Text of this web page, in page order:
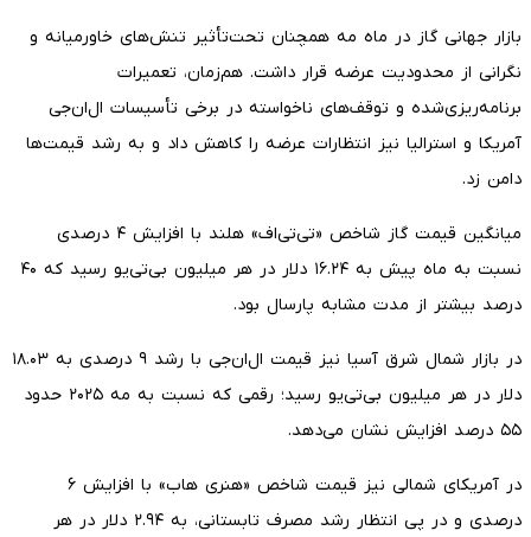
بازار جهانی گاز در ماه مه همچنان تحت‌تأثیر تنش‌های خاورمیانه و
نگرانی از محدودیت عرضه قرار داشت. هم‌زمان، تعمیرات
برنامه‌ریزی‌شده و توقف‌های ناخواسته در برخی تأسیسات ال‌ان‌جی
آمریکا و استرالیا نیز انتظارات عرضه را کاهش داد و به رشد قیمت‌ها
دامن زد.
میانگین قیمت گاز شاخص «تی‌تی‌اف» هلند با افزایش ۴ درصدی
نسبت به ماه پیش به ۱۶.۲۴ دلار در هر میلیون بی‌تی‌یو رسید که ۴۰
درصد بیشتر از مدت مشابه پارسال بود.
در بازار شمال شرق آسیا نیز قیمت ال‌ان‌جی با رشد ۹ درصدی به ۱۸.۰۳
دلار در هر میلیون بی‌تی‌یو رسید؛ رقمی که نسبت به مه ۲۰۲۵ حدود
۵۵ درصد افزایش نشان می‌دهد.
در آمریکای شمالی نیز قیمت شاخص «هنری هاب» با افزایش ۶
درصدی و در پی انتظار رشد مصرف تابستانی، به ۲.۹۴ دلار در هر